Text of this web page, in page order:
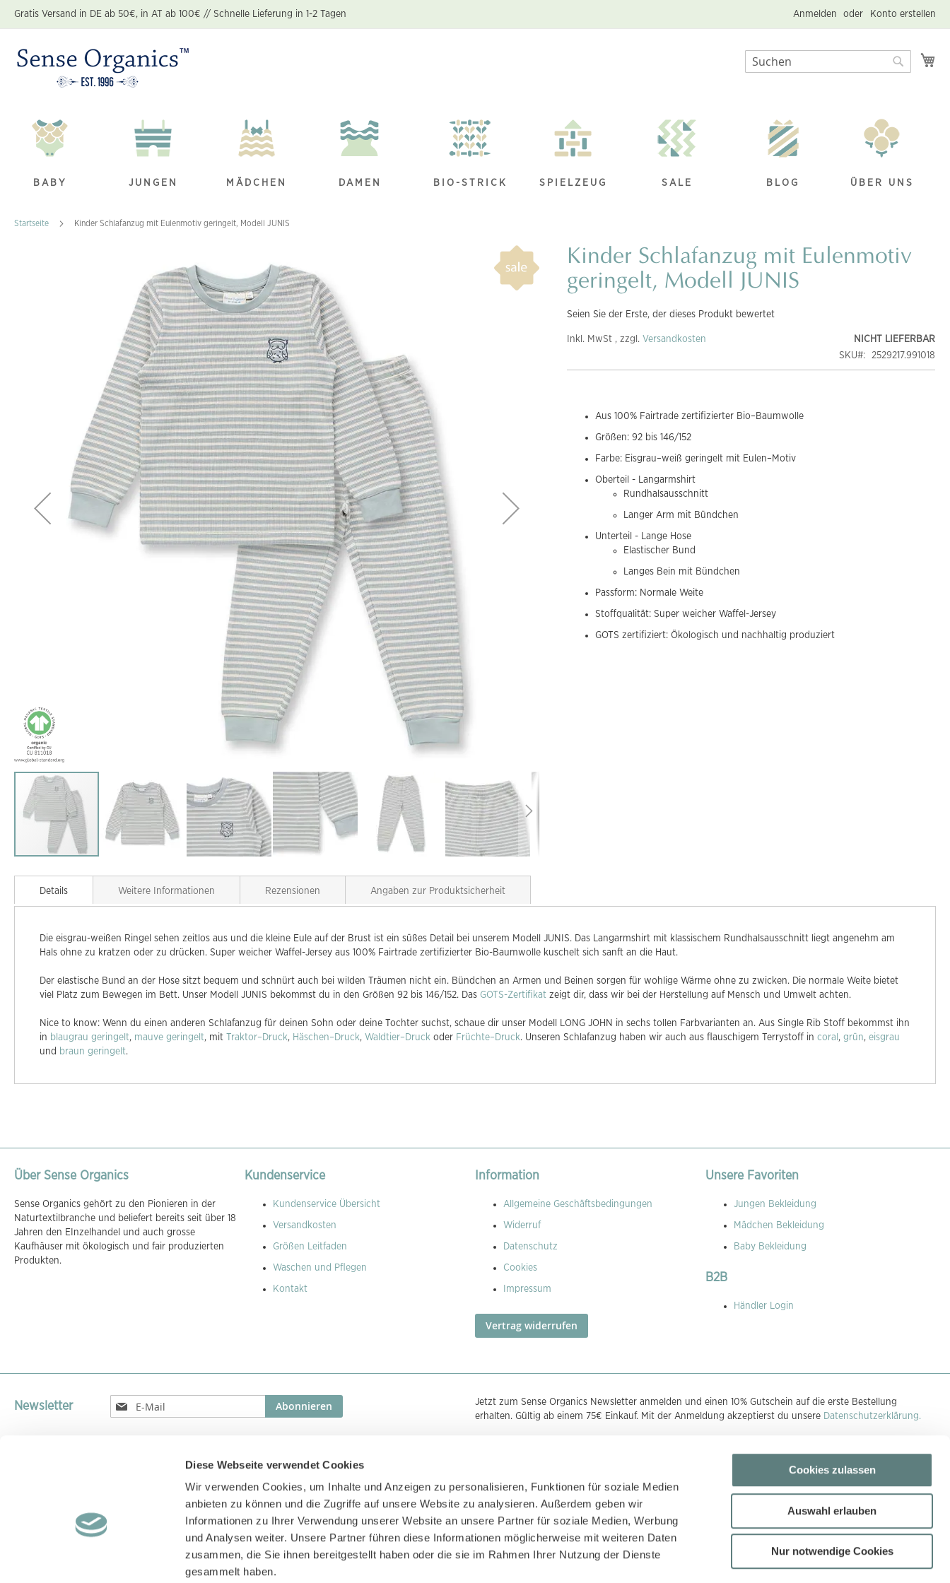
Diese Webseite verwendet Cookies
Wir verwenden Cookies, um Inhalte und Anzeigen zu personalisieren, Funktionen für soziale Medien
anbieten zu können und die Zugriffe auf unsere Website zu analysieren. Außerdem geben wir
Informationen zu Ihrer Verwendung unserer Website an unsere Partner für soziale Medien, Werbung
und Analysen weiter. Unsere Partner führen diese Informationen möglicherweise mit weiteren Daten
zusammen, die Sie ihnen bereitgestellt haben oder die sie im Rahmen Ihrer Nutzung der Dienste
gesammelt haben.
Cookies zulassen
Auswahl erlauben
Nur notwendige Cookies
Zum
Inhalt
Anmelden Konto erstellen
Gratis Versand in DE ab 50€, in AT ab 100€ // Schnelle Lieferung in 1-2 Tagen
Suche
BABY JUNGEN MÄDCHEN DAMEN BIO-STRICK SPIELZEUG SALE BLOG ÜBER UNS
Startseite Kinder Schlafanzug mit Eulenmotiv geringelt, Modell JUNIS
Anfang
Bildgalerie
Kinder Schlafanzug mit Eulenmotiv
geringelt, Modell JUNIS
Seien Sie der Erste, der dieses Produkt bewertet
NICHT LIEFERBAR
SKU
2529217.991018
Inkl. MwSt , zzgl. Versandkosten
Aus 100% Fairtrade zertifizierter Bio–Baumwolle
Größen: 92 bis 146/152
Farbe: Eisgrau–weiß geringelt mit Eulen–Motiv
Oberteil - Langarmshirt
Rundhalsausschnitt
Langer Arm mit Bündchen
Unterteil - Lange Hose
Elastischer Bund
Langes Bein mit Bündchen
Passform: Normale Weite
Stoffqualität: Super weicher Waffel-Jersey
GOTS zertifiziert: Ökologisch und nachhaltig produziert
Details
Die eisgrau-weißen Ringel sehen zeitlos aus und die kleine Eule auf der Brust ist ein süßes Detail bei unserem Modell JUNIS. Das Langarmshirt mit klassischem Rundhalsausschnitt liegt angenehm am
Hals ohne zu kratzen oder zu drücken. Super weicher Waffel-Jersey aus 100% Fairtrade zertifizierter Bio-Baumwolle kuschelt sich sanft an die Haut.
Der elastische Bund an der Hose sitzt bequem und schnürt auch bei wilden Träumen nicht ein. Bündchen an Armen und Beinen sorgen für wohlige Wärme ohne zu zwicken. Die normale Weite bietet
viel Platz zum Bewegen im Bett. Unser Modell JUNIS bekommst du in den Größen 92 bis 146/152. Das GOTS-Zertifikat zeigt dir, dass wir bei der Herstellung auf Mensch und Umwelt achten.
Nice to know: Wenn du einen anderen Schlafanzug für deinen Sohn oder deine Tochter suchst, schaue dir unser Modell LONG JOHN in sechs tollen Farbvarianten an. Aus Single Rib Stoff bekommst ihn
in blaugrau geringelt, mauve geringelt, mit Traktor–Druck, Häschen–Druck, Waldtier–Druck oder Früchte–Druck. Unseren Schlafanzug haben wir auch aus flauschigem Terrystoff in coral , grün, eisgrau
und braun geringelt.
Weitere Informationen Rezensionen Angaben zur Produktsicherheit
Über Sense Organics
Sense Organics gehört zu den Pionieren in der
Naturtextilbranche und beliefert bereits seit über 18
Jahren den EInzelhandel und auch grosse
Kaufhäuser mit ökologisch und fair produzierten
Produkten.
Kundenservice
Kundenservice Übersicht
Versandkosten
Größen Leitfaden
Waschen und Pflegen
Kontakt
Information
Allgemeine Geschäftsbedingungen
Widerruf
Datenschutz
Cookies
Impressum
Vertrag widerrufen
Unsere Favoriten
Jungen Bekleidung
Mädchen Bekleidung
Baby Bekleidung
B2B
Händler Login
Newsletter
Melden
Sie
Abonnieren
Jetzt zum Sense Organics Newsletter anmelden und einen 10% Gutschein auf die erste Bestellung
erhalten. Gültig ab einem 75€ Einkauf. Mit der Anmeldung akzeptierst du unsere Datenschutzerklärung.
Versand unserer Pakete mit GLS, DPD, UPS oder DHL
Zahlungsmethoden